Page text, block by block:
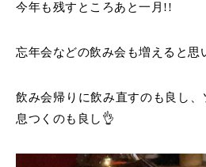
今年も残すところあと一月!!
忘年会などの飲み会も増えると思
飲み会帰りに飲み直すのも良し
息つくのも良し👌